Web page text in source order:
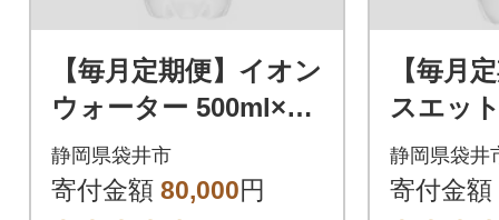
【毎月定期便】イオン
ウォーター 500ml×24
本全6回
静岡県袋井市
寄付金額 80,000円
【毎月
スエッ
全3回
静岡県袋井
寄付金額